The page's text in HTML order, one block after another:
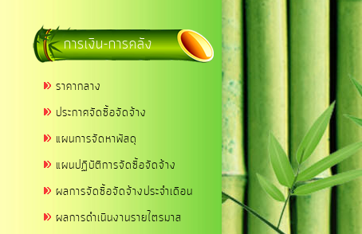
การเงิน-การคลัง
ราคากลาง
ประกาศจัดซื้อจัดจ้าง
แผนการจัดหาพัสดุ
แผนปฏิบัติการจัดซื้อจัดจ้าง
ผลการจัดซื้อจัดจ้างประจำเดือน
ผลการดำเนินงานรายไตรมาส